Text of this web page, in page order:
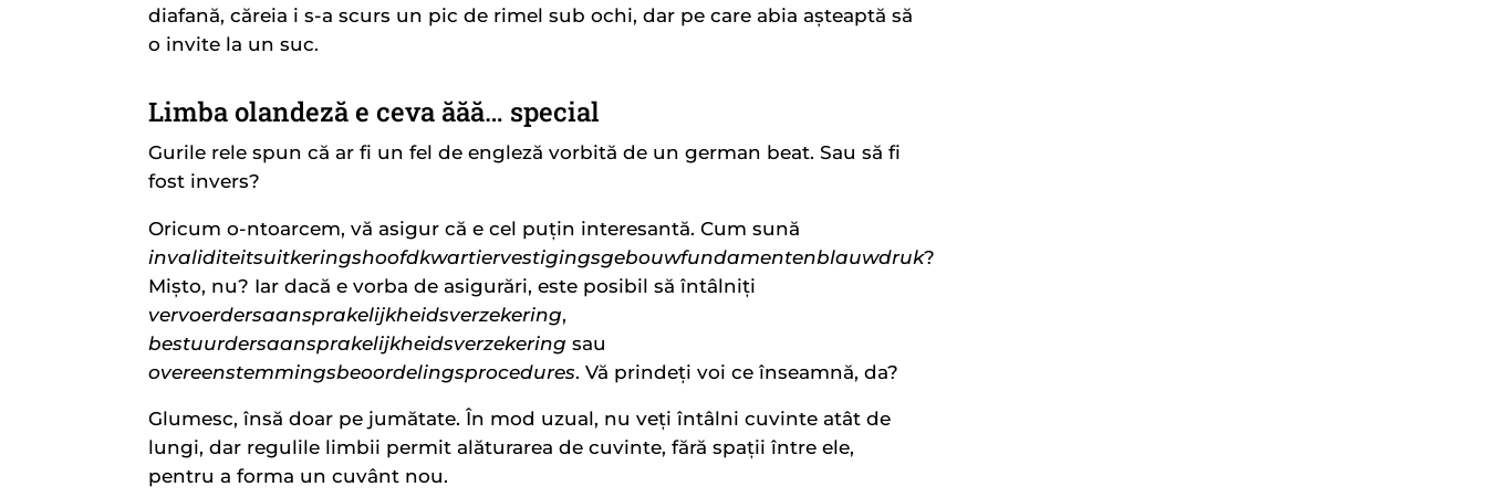
diafană, căreia i s-a scurs un pic de rimel sub ochi, dar pe care abia așteaptă să
o invite la un suc.
Limba olandeză e ceva ăăă… special
Gurile rele spun că ar fi un fel de engleză vorbită de un german beat. Sau să fi
fost invers?
Oricum o-ntoarcem, vă asigur că e cel puțin interesantă. Cum sună
invaliditeitsuitkeringshoofdkwartiervestigingsgebouwfundamentenblauwdruk?
Mișto, nu? Iar dacă e vorba de asigurări, este posibil să întâlniți
vervoerdersaansprakelijkheidsverzekering,
bestuurdersaansprakelijkheidsverzekering sau
overeenstemmingsbeoordelingsprocedures. Vă prindeți voi ce înseamnă, da?
Glumesc, însă doar pe jumătate. În mod uzual, nu veți întâlni cuvinte atât de
lungi, dar regulile limbii permit alăturarea de cuvinte, fără spații între ele,
pentru a forma un cuvânt nou.